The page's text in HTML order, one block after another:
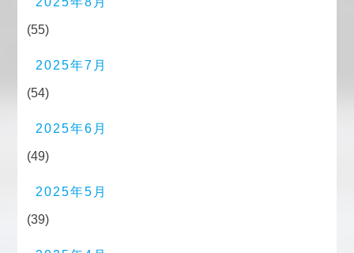
(55)
2025年7月
(54)
2025年6月
(49)
2025年5月
(39)